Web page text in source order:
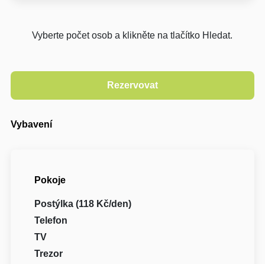
Vyberte počet osob a klikněte na tlačítko Hledat.
Vybavení
Pokoje
Postýlka (118 Kč/den)
Telefon
TV
Trezor